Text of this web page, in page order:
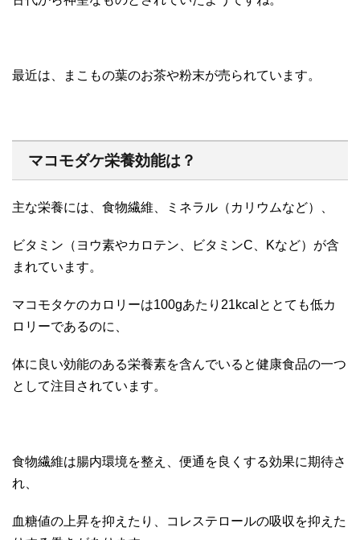
最近は、まこもの葉のお茶や粉末が売られています。
マコモダケ栄養効能は？
主な栄養には、食物繊維、ミネラル（カリウムなど）、
ビタミン（ヨウ素やカロテン、ビタミンC、Kなど）が含
まれています。
マコモタケのカロリーは100gあたり21kcalととても低カ
ロリーであるのに、
体に良い効能のある栄養素を含んでいると健康食品の一つ
として注目されています。
食物繊維は腸内環境を整え、便通を良くする効果に期待さ
れ、
血糖値の上昇を抑えたり、コレステロールの吸収を抑えた